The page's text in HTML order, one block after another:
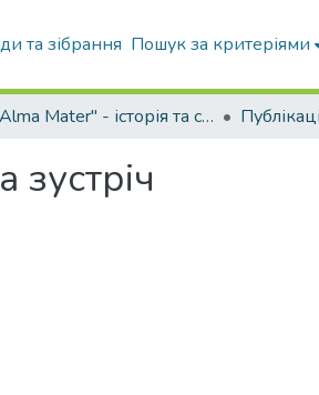
та зібрання Пошук за критеріями
"Alma Mater" - історія та сьогодення Університету
зустріч